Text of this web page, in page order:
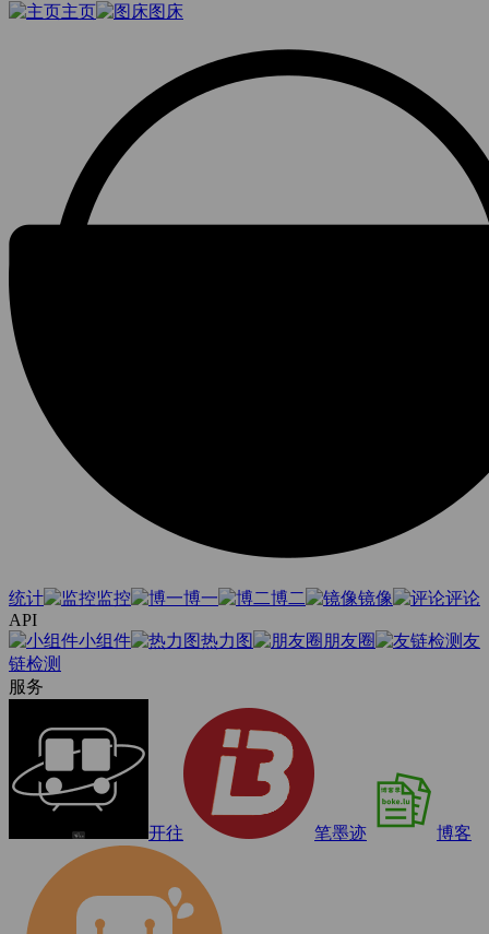
主页
图床
统计 监控 博一 博二 镜像
评论
API
小组件
热力图 朋友圈
友
链检测
服务
开往 笔墨迹 博客